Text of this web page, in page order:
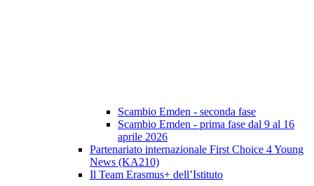
Scambio Emden - seconda fase
Scambio Emden - prima fase dal 9 al 16
aprile 2026
Partenariato internazionale First Choice 4 Young
News (KA210)
Il Team Erasmus+ dell’Istituto